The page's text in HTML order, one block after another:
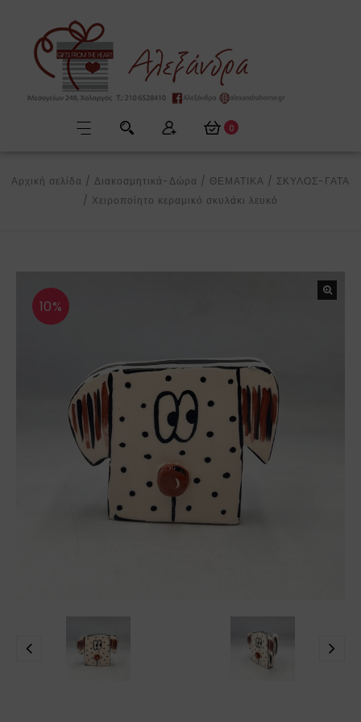
0
Αρχική σελίδα / Διακοσμητικά-Δώρα / ΘΕΜΑΤΙΚΑ / ΣΚΥΛΟΣ-ΓΑΤΑ
/ Χειροποίητο κεραμικό σκυλάκι λευκό
10%